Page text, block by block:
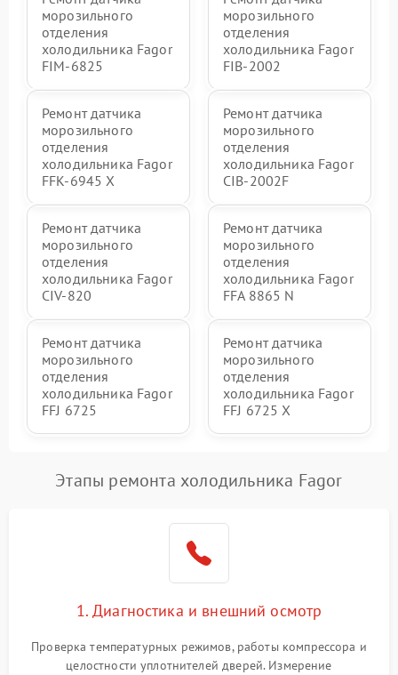
морозильного
отделения
холодильника Fagor
FIM-6825
морозильного
отделения
холодильника Fagor
FIB-2002
Ремонт датчика
морозильного
отделения
холодильника Fagor
FFK-6945 X
Ремонт датчика
морозильного
отделения
холодильника Fagor
CIB-2002F
Ремонт датчика
морозильного
отделения
холодильника Fagor
CIV-820
Ремонт датчика
морозильного
отделения
холодильника Fagor
FFA 8865 N
Ремонт датчика
морозильного
отделения
холодильника Fagor
FFJ 6725
Ремонт датчика
морозильного
отделения
холодильника Fagor
FFJ 6725 X
Этапы ремонта холодильника Fagor
1. Диагностика и внешний осмотр
Проверка температурных режимов, работы компрессора и
целостности уплотнителей дверей. Измерение